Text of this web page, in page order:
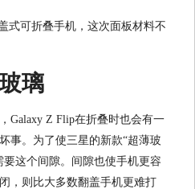
璃
Galaxy Z Flip在折叠时也会有一
事。为了使三星的新款“超薄玻
这个间隙。间隙也使手机更容
，则比大多数翻盖手机更难打